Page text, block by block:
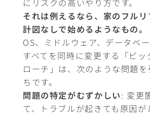
にリスクの高いやり方です。
それは例えるなら、家のフル
計図なしで始めるようなもの。
OS、ミドルウェア、データベ
すべてを同時に変更する「ビ
ローチ」は、次のような問題
ちです。
問題の特定がむずかしい: 変更
て、トラブルが起きても原因